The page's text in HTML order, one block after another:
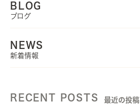
BLOG
ブログ
NEWS
新着情報
RECENT POSTS 最近の投稿